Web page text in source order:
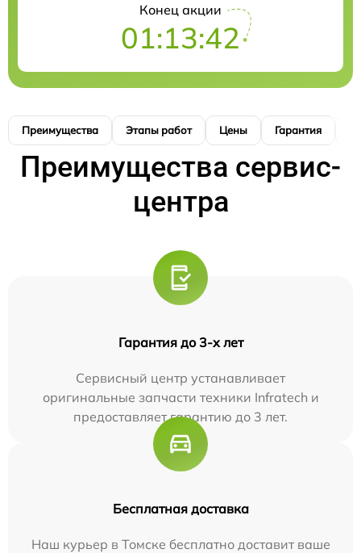
Конец акции
01:13:41
Преимущества Этапы работ Цены Гарантия
Преимущества сервис-
центра
Гарантия до 3-х лет
Сервисный центр устанавливает
оригинальные запчасти техники Infratech и
предоставляет гарантию до 3 лет.
Бесплатная доставка
Наш курьер в Томске бесплатно доставит ваше